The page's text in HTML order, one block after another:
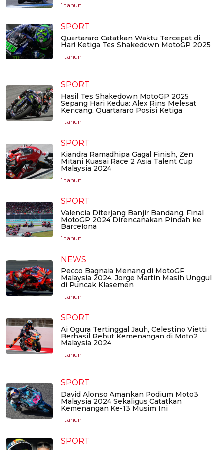
1 tahun
SPORT
Quartararo Catatkan Waktu Tercepat di
Hari Ketiga Tes Shakedown MotoGP 2025
1 tahun
SPORT
Hasil Tes Shakedown MotoGP 2025
Sepang Hari Kedua: Alex Rins Melesat
Kencang, Quartararo Posisi Ketiga
1 tahun
SPORT
Kiandra Ramadhipa Gagal Finish, Zen
Mitani Kuasai Race 2 Asia Talent Cup
Malaysia 2024
1 tahun
SPORT
Valencia Diterjang Banjir Bandang, Final
MotoGP 2024 Direncanakan Pindah ke
Barcelona
1 tahun
NEWS
Pecco Bagnaia Menang di MotoGP
Malaysia 2024, Jorge Martin Masih Unggul
di Puncak Klasemen
1 tahun
SPORT
Ai Ogura Tertinggal Jauh, Celestino Vietti
Berhasil Rebut Kemenangan di Moto2
Malaysia 2024
1 tahun
SPORT
David Alonso Amankan Podium Moto3
Malaysia 2024 Sekaligus Catatkan
Kemenangan Ke-13 Musim Ini
1 tahun
SPORT